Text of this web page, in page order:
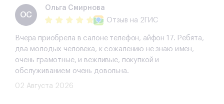
ОС
Ольга Смирнова
Отзыв на 2ГИС
Вчера приобрела в салоне телефон, айфон 17. Ребята,
два молодых человека, к сожалению не знаю имен,
очень грамотные, и вежливые, покупкой и
обслуживанием очень довольна.
02 Августа 2026